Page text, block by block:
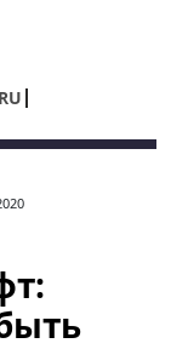
RU